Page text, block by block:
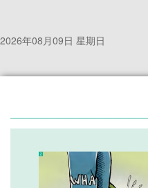
2026年08月09日 星期日